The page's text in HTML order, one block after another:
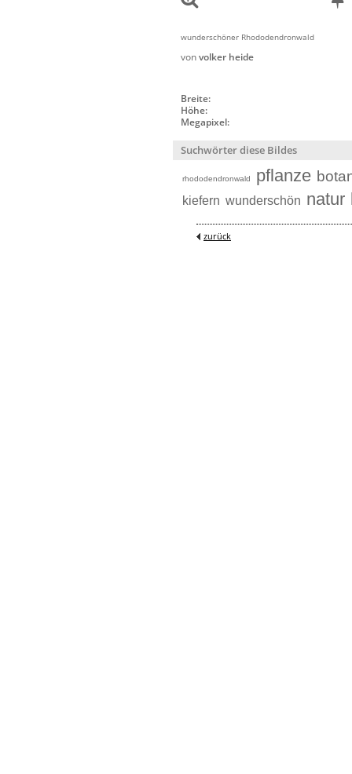
wunderschöner Rhododendronwald
vonvolker heide
Breite:
Höhe:
Megapixel:
Suchwörter diese Bildes
rhododendronwald pflanze
kiefern wunderschön natur
zurück